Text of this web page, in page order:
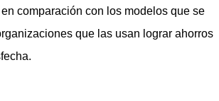
comparación con los modelos que se
que las usan lograr ahorros